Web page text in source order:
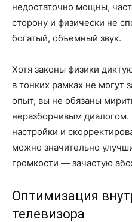
недостаточно мощны,
сторону и физически не
богатый, объемный звук.
Хотя законы физики
в тонких рамках не могут
опыт, вы не обязаны
неразборчивым
настройки и
можно значительно
громкости — зачастую
Оптимизация
телевизора